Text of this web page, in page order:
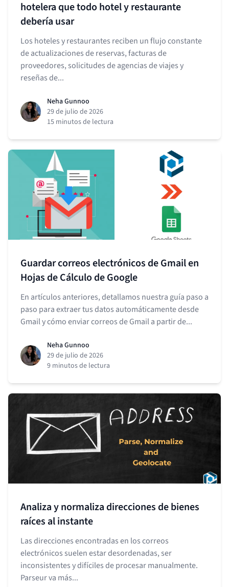
hotelera que todo hotel y restaurante
debería usar
Los hoteles y restaurantes reciben un flujo constante
de actualizaciones de reservas, facturas de
proveedores, solicitudes de agencias de viajes y
reseñas de...
Neha Gunnoo
29 de julio de 2026
15 minutos de lectura
Guardar correos electrónicos de Gmail en
Hojas de Cálculo de Google
En artículos anteriores, detallamos nuestra guía paso a
paso para extraer tus datos automáticamente desde
Gmail y cómo enviar correos de Gmail a partir de...
Neha Gunnoo
29 de julio de 2026
9 minutos de lectura
Analiza y normaliza direcciones de bienes
raíces al instante
Las direcciones encontradas en los correos
electrónicos suelen estar desordenadas, ser
inconsistentes y difíciles de procesar manualmente.
Parseur va más...